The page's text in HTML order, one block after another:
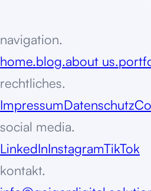
navigation.
home.blog.about us.
rechtliches.
ImpressumDatenschutz
social media.
LinkedInInstagramTikTok
kontakt.